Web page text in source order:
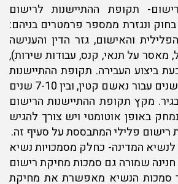
תקופת ההתיישנות לרישום
בחוק ונגזרת ממספר פרמטרים בניהם:
והאישום, גזר הדין והענישה
מאסר על תנאי, קנס, עבודות שירות),
ביצוע העבירה. תקופת ההתיישנות
נעה בין 3-10 שנים עבור נאשם קטין, ובין 7-10 שנים
מקץ תקופת ההתיישנות הרישום
באופן אוטומטי ויש צורך להגיש
פלילי המתבססת על סעיף זה.
המדינה- כחלק מסמכויות נשיא
חנינה שמורה גם סמכות מחיקת רישום
סמכות הנשיא מאפשרת את מחיקת